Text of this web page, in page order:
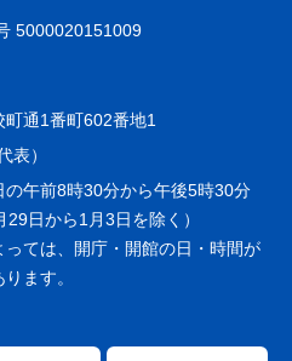
5000020151009
通1番町602番地1
表）
の午前8時30分から午後5時30分
29日から1月3日を除く）
ては、開庁・開館の日・時間が
ます。